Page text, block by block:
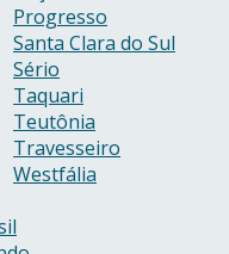
Progresso
Santa Clara do Sul
Sério
Taquari
Teutônia
Travesseiro
Westfália